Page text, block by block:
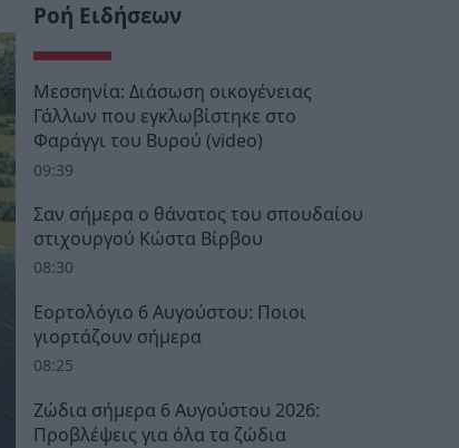
Ροή Ειδήσεων
Μεσσηνία: Διάσωση οικογένειας
Γάλλων που εγκλωβίστηκε στο
Φαράγγι του Βυρού (video)
09:39
Σαν σήμερα ο θάνατος του σπουδαίου
στιχουργού Κώστα Βίρβου
08:30
Εορτολόγιο 6 Αυγούστου: Ποιοι
γιορτάζουν σήμερα
08:25
Ζώδια σήμερα 6 Αυγούστου 2026:
Προβλέψεις για όλα τα ζώδια